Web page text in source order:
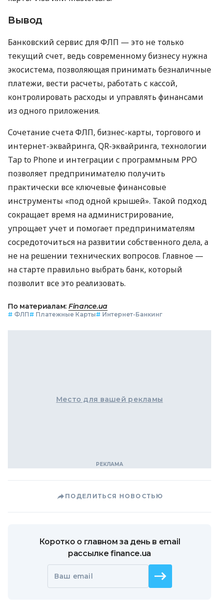
Вывод
Банковский сервис для ФЛП — это не только
текущий счет, ведь современному бизнесу нужна
экосистема, позволяющая принимать безналичные
платежи, вести расчеты, работать с кассой,
контролировать расходы и управлять финансами
из одного приложения.
Сочетание счета ФЛП, бизнес-карты, торгового и
интернет-эквайринга, QR-эквайринга, технологии
Tap to Phone и интеграции с программным РРО
позволяет предпринимателю получить
практически все ключевые финансовые
инструменты «под одной крышей». Такой подход
сокращает время на администрирование,
упрощает учет и помогает предпринимателям
сосредоточиться на развитии собственного дела, а
не на решении технических вопросов. Главное —
на старте правильно выбрать банк, который
позволит все это реализовать.
По материалам: Finance.ua
# ФЛП# Платежные Карты# Интернет-Банкинг
Место для вашей рекламы
ПОДЕЛИТЬСЯ НОВОСТЬЮ
Коротко о главном за день в email
рассылке finance.ua
Ваш email